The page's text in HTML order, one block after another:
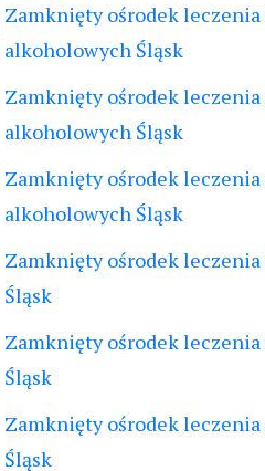
Zamknięty ośrodek
alkoholowych Śląsk
Zamknięty ośrodek
alkoholowych Śląsk
Zamknięty ośrodek
alkoholowych Śląsk
Zamknięty ośrodek
Śląsk
Zamknięty ośrodek
Śląsk
Zamknięty ośrodek
Śląsk